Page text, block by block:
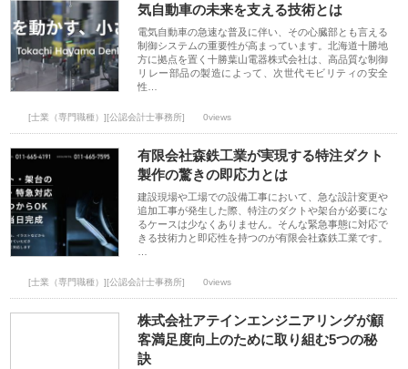
気自動車の未来を支える技術とは
電気自動車の急速な普及に伴い、その心臓部とも言える
制御システムの重要性が高まっています。北海道十勝地
方に拠点を置く十勝葉山電器株式会社は、高品質な制御
リレー部品の製造によって、次世代モビリティの安全
性…
[士業（専門職種）][公認会計士事務所] 0views
有限会社森鉄工業が実現する特注ダクト
製作の驚きの即応力とは
建設現場や工場での設備工事において、急な設計変更や
追加工事が発生した際、特注のダクトや架台が必要にな
るケースは少なくありません。そんな緊急事態に対応で
きる技術力と即応性を持つのが有限会社森鉄工業です。
[士業（専門職種）][公認会計士事務所] 0views
株式会社アテインエンジニアリングが顧
客満足度向上のために取り組む5つの秘
訣